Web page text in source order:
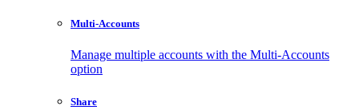
Multi-Accounts
Manage multiple accounts with the Multi-Accounts
option
Share